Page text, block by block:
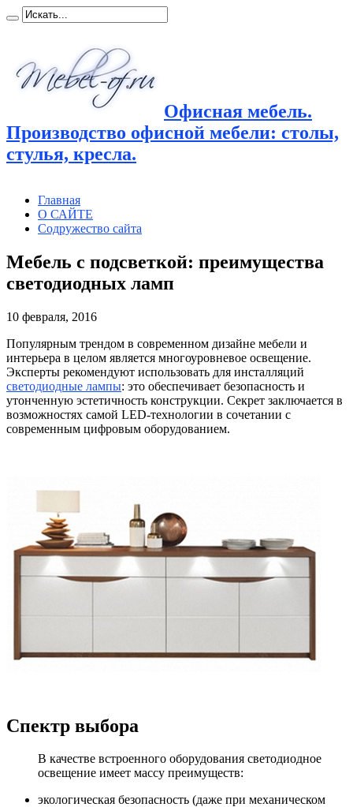
Офисная мебель.
Производство офисной мебели: столы,
стулья, кресла.
Главная
О САЙТЕ
Содружество сайта
Мебель с подсветкой: преимущества
светодиодных ламп
10 февраля, 2016
Популярным трендом в современном дизайне мебели и
интерьера в целом является многоуровневое освещение.
Эксперты рекомендуют использовать для инсталляций
светодиодные лампы: это обеспечивает безопасность и
утонченную эстетичность конструкции. Секрет заключается в
возможностях самой LED-технологии в сочетании с
современным цифровым оборудованием.
Спектр выбора
В качестве встроенного оборудования светодиодное
освещение имеет массу преимуществ:
экологическая безопасность (даже при механическом